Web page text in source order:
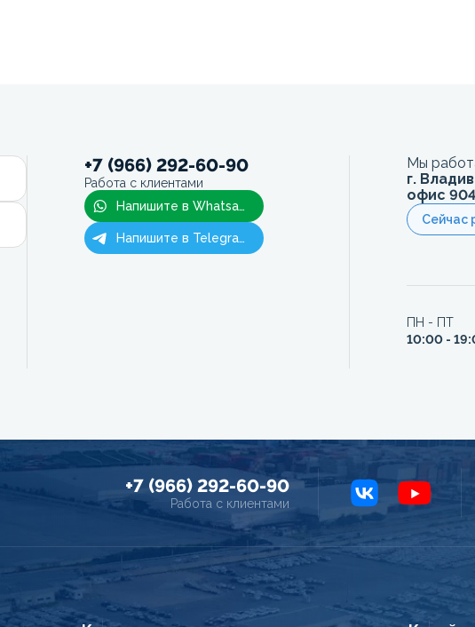
+7 (966) 292-60-90
Работа с клиентами
Напишите в Whatsapp
Напишите в Telegram
Мы
г.
офис 904
Сейчас
ПН - ПТ
10:00 -
+7 (966) 292-60-90
Работа с клиентами